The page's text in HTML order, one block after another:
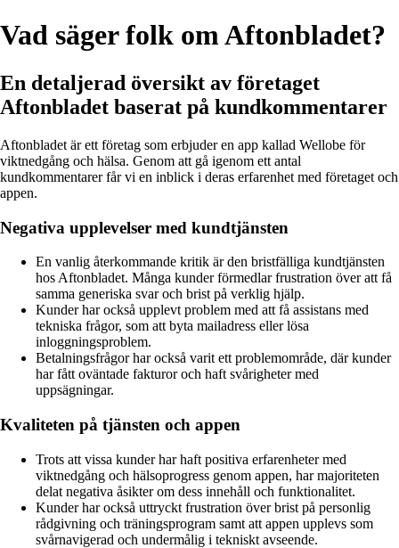
Vad säger folk om Aftonbladet?
En detaljerad översikt av företaget
Aftonbladet baserat på kundkommentarer
Aftonbladet är ett företag som erbjuder en app kallad Wellobe för
viktnedgång och hälsa. Genom att gå igenom ett antal
kundkommentarer får vi en inblick i deras erfarenhet med företaget och
appen.
Negativa upplevelser med kundtjänsten
En vanlig återkommande kritik är den bristfälliga kundtjänsten
hos Aftonbladet. Många kunder förmedlar frustration över att få
samma generiska svar och brist på verklig hjälp.
Kunder har också upplevt problem med att få assistans med
tekniska frågor, som att byta mailadress eller lösa
inloggningsproblem.
Betalningsfrågor har också varit ett problemområde, där kunder
har fått oväntade fakturor och haft svårigheter med
uppsägningar.
Kvaliteten på tjänsten och appen
Trots att vissa kunder har haft positiva erfarenheter med
viktnedgång och hälsoprogress genom appen, har majoriteten
delat negativa åsikter om dess innehåll och funktionalitet.
Kunder har också uttryckt frustration över brist på personlig
rådgivning och träningsprogram samt att appen upplevs som
svårnavigerad och undermålig i tekniskt avseende.